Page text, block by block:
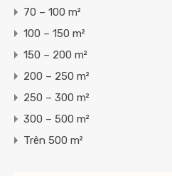
70 – 100 m²
100 – 150 m²
150 – 200 m²
200 – 250 m²
250 – 300 m²
300 – 500 m²
Trên 500 m²